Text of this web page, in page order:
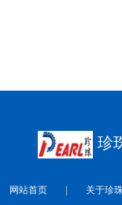
珍
网站首页 关于珍珠